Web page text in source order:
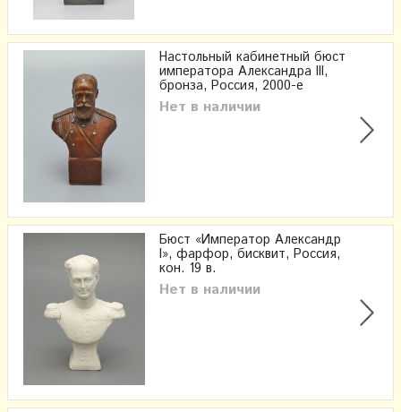
Настольный кабинетный бюст
императора Александра III,
бронза, Россия, 2000-е
Нет в наличии
Бюст «Император Александр
I», фарфор, бисквит, Россия,
кон. 19 в.
Нет в наличии